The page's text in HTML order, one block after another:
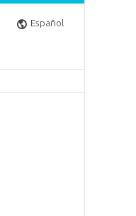
Español